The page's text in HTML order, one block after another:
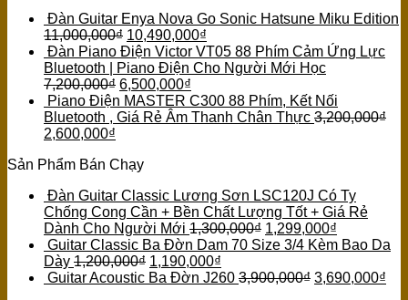
Đàn Guitar Enya Nova Go Sonic Hatsune Miku Edition
11,000,000₫ 10,490,000₫
Đàn Piano Điện Victor VT05 88 Phím Cảm Ứng Lực
Bluetooth | Piano Điện Cho Người Mới Học
7,200,000₫ 6,500,000₫
Piano Điện MASTER C300 88 Phím, Kết Nối
Bluetooth , Giá Rẻ Âm Thanh Chân Thực 3,200,000₫
2,600,000₫
Sản Phẩm Bán Chạy
Đàn Guitar Classic Lương Sơn LSC120J Có Ty
Chống Cong Cần + Bền Chất Lượng Tốt + Giá Rẻ
Dành Cho Người Mới 1,300,000₫ 1,299,000₫
Guitar Classic Ba Đờn Dam 70 Size 3/4 Kèm Bao Da
Dày 1,200,000₫ 1,190,000₫
Guitar Acoustic Ba Đờn J260 3,900,000₫ 3,690,000₫